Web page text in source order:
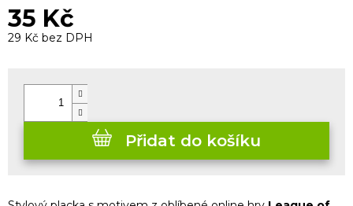
35 Kč
29 Kč bez DPH
Přidat do košíku